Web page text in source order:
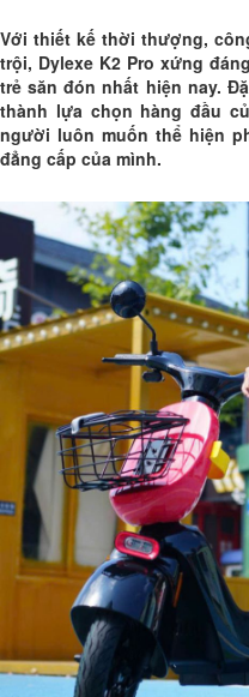
Với thiết kế thời thượng,
trội, Dylexe K2 Pro xứng
trẻ săn đón nhất hiện nay.
thành lựa chọn hàng đầu
người luôn muốn thể hiện
đẳng cấp của mình.